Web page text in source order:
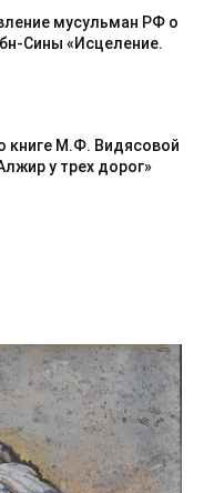
мусульман РФ о
Сины «Исцеление.
книге М.Ф. Видясовой
у трех дорог»